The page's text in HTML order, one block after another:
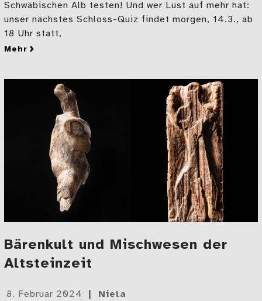
Schwäbischen Alb testen! Und wer Lust auf mehr hat:
unser nächstes Schloss-Quiz findet morgen, 14.3., ab
18 Uhr statt,
mehr
Bärenkult und Mischwesen der
Altsteinzeit
Gepostet
8. Februar 2024
Niela